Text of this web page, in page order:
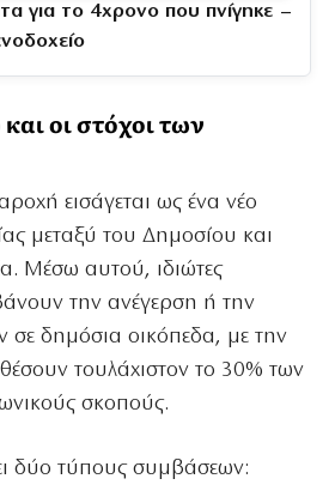
για το 4χρονο που πνίγηκε –
οι στόχοι των
εισάγεται ως ένα νέο
μεταξύ του Δημοσίου και
Μέσω αυτού, ιδιώτες
την ανέγερση ή την
σε δημόσια οικόπεδα, με την
τουλάχιστον το 30% των
σκοπούς.
δύο τύπους συμβάσεων: